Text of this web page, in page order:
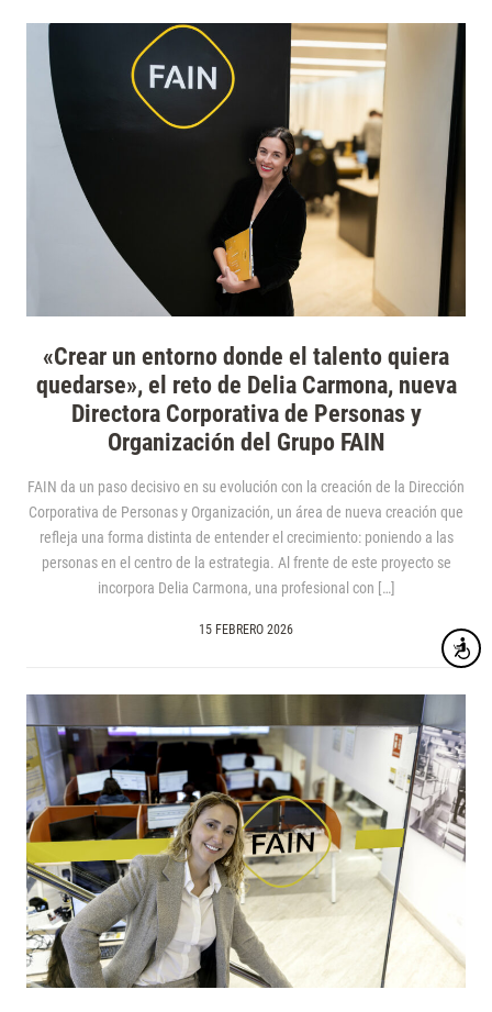
«Crear un entorno donde el talento quiera
quedarse», el reto de Delia Carmona, nueva
Directora Corporativa de Personas y
Organización del Grupo FAIN
FAIN da un paso decisivo en su evolución con la creación de la Dirección
Corporativa de Personas y Organización, un área de nueva creación que
refleja una forma distinta de entender el crecimiento: poniendo a las
personas en el centro de la estrategia. Al frente de este proyecto se
incorpora Delia Carmona, una profesional con […]
15 FEBRERO 2026